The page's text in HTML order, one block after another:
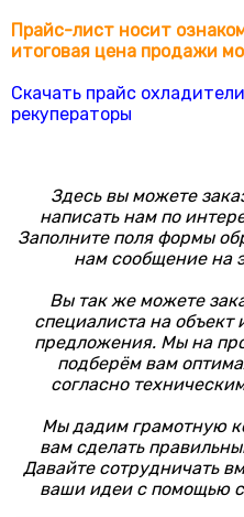
Прайс-лист носит
итоговая цена продажи
Скачать прайс
рекуператоры
Здесь вы можете
написать нам по
Заполните поля формы
нам сообщение на
Вы так же можете
специалиста на объект
предложения. Мы на
подберём вам
согласно
Мы дадим грамотную
вам сделать
Давайте сотрудничать
ваши идеи с помощью